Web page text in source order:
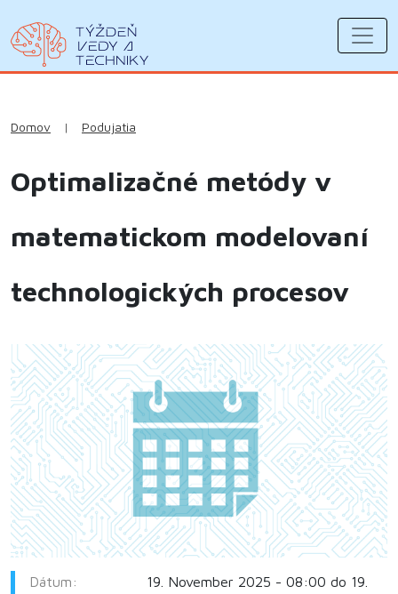
Domov | Podujatia
Optimalizačné metódy v
matematickom modelovaní
technologických procesov
Dátum:
19. November 2025 - 08:00 do 19.